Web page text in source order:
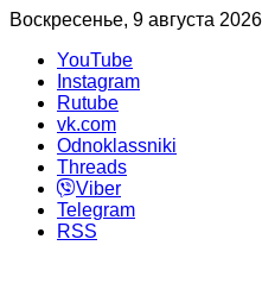
Воскресенье, 9 августа 2026
YouTube
Instagram
Rutube
vk.com
Odnoklassniki
Threads
Viber
Telegram
RSS